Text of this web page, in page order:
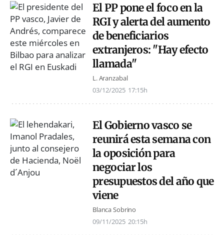
El PP pone el foco en la
RGI y alerta del aumento
de beneficiarios
extranjeros: "Hay efecto
llamada"
L. Aranzabal
03/12/2025 17:15h
El Gobierno vasco se
reunirá esta semana con
la oposición para
negociar los
presupuestos del año que
viene
Blanca Sobrino
09/11/2025 20:15h